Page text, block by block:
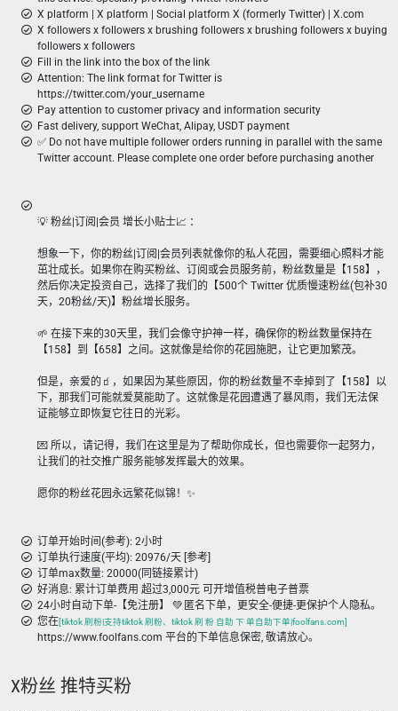
X platform | X platform | Social platform X (formerly Twitter) | X.com
X followers x followers x brushing followers x brushing followers x buying
followers x followers
Fill in the link into the box of the link
Attention: The link format for Twitter is
https://twitter.com/your_username
Pay attention to customer privacy and information security
Fast delivery, support WeChat, Alipay, USDT payment
✅ Do not have multiple follower orders running in parallel with the same
Twitter account. Please complete one order before purchasing another
💡 粉丝|订阅|会员 增长小贴士📈 ：
想象一下，你的粉丝|订阅|会员列表就像你的私人花园，需要细心照料才能
茁壮成长。如果你在购买粉丝、订阅或会员服务前，粉丝数量是【158】，
然后你决定投资自己，选择了我们的【500个 Twitter 优质慢速粉丝(包补30
天，20粉丝/天)】粉丝增长服务。
🌱 在接下来的30天里，我们会像守护神一样，确保你的粉丝数量保持在
【158】到【658】之间。这就像是给你的花园施肥，让它更加繁茂。
但是，亲爱的🧃，如果因为某些原因，你的粉丝数量不幸掉到了【158】以
下，那我们可能就爱莫能助了。这就像是花园遭遇了暴风雨，我们无法保
证能够立即恢复它往日的光彩。
💌 所以，请记得，我们在这里是为了帮助你成长，但也需要你一起努力，
让我们的社交推广服务能够发挥最大的效果。
愿你的粉丝花园永远繁花似锦！✨
订单开始时间(参考): 2小时
订单执行速度(平均): 20976/天 [参考]
订单max数量: 20000(同链接累计)
好消息: 累计订单费用 超过3,000元 可开增值税普电子普票
24小时自动下单-【免注册】 💚 匿名下单，更安全-便捷-更保护个人隐私。
您在[tiktok 刷粉|支持tiktok 刷粉、tiktok 刷 粉 自助 下 单自助下单|foolfans.com]
https://www.foolfans.com 平台的下单信息保密, 敬请放心。
X粉丝 推特买粉